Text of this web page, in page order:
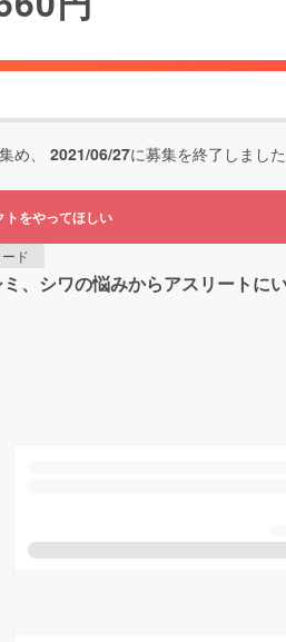
め、 2021/06/27に募集を終了しました
トをやってほしい
ド
、シワの悩みからアスリートに